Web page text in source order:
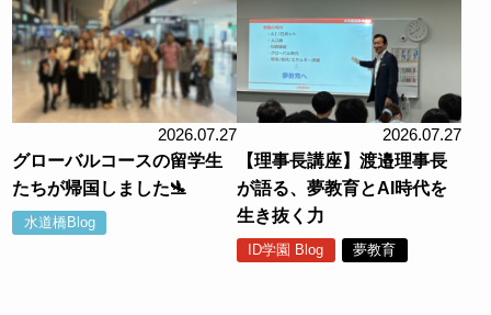
2026.07.27
グローバルコースの留学生
たちが帰国しました🛬
水道橋Blog
2026.07.27
【理事長講座】渡邉理事長
が語る、夢教育とAI時代を
生き抜く力
ID学園 Blog 夢教育